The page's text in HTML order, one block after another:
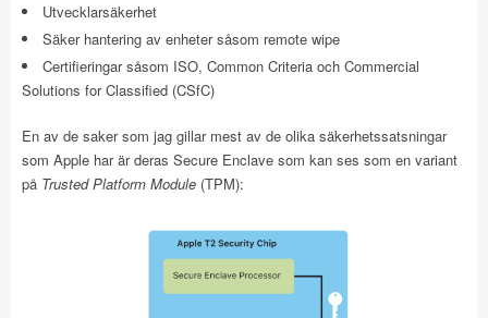
Utvecklarsäkerhet
Säker hantering av enheter såsom remote wipe
Certifieringar såsom ISO, Common Criteria och Commercial
Solutions for Classified (CSfC)
En av de saker som jag gillar mest av de olika säkerhetssatsningar
som Apple har är deras Secure Enclave som kan ses som en variant
på Trusted Platform Module (TPM):